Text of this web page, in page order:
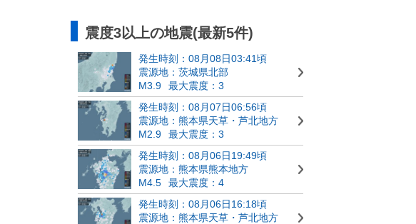
震度3以上の地震(最新5件)
発生時刻：08月08日03:41頃
震源地：茨城県北部
M3.9
最大震度：3
発生時刻：08月07日06:56頃
震源地：熊本県天草・芦北地方
M2.9
最大震度：3
発生時刻：08月06日19:49頃
震源地：熊本県熊本地方
M4.5
最大震度：4
発生時刻：08月06日16:18頃
震源地：熊本県天草・芦北地方